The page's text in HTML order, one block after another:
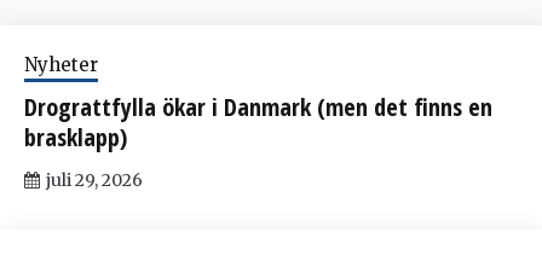
Nyheter
Drograttfylla ökar i Danmark (men det finns en
brasklapp)
juli 29, 2026